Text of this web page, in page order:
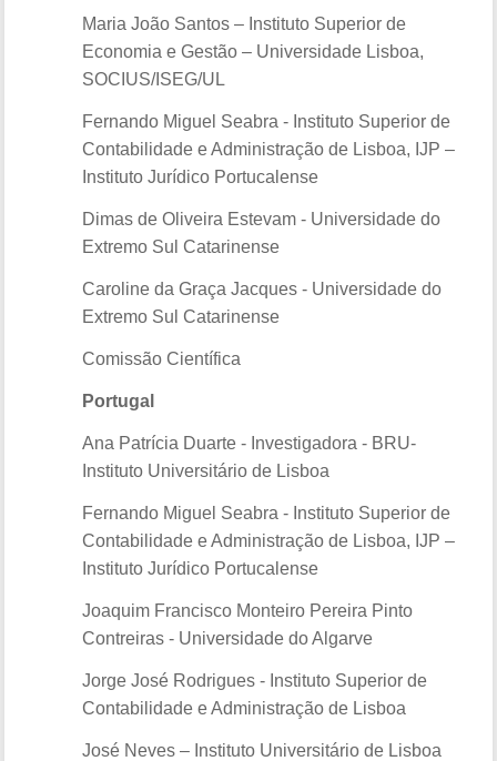
Maria João Santos – Instituto Superior de
Economia e Gestão – Universidade Lisboa,
SOCIUS/ISEG/UL
Fernando Miguel Seabra - Instituto Superior de
Contabilidade e Administração de Lisboa, IJP –
Instituto Jurídico Portucalense
Dimas de Oliveira Estevam - Universidade do
Extremo Sul Catarinense
Caroline da Graça Jacques - Universidade do
Extremo Sul Catarinense
Comissão Científica
Portugal
Ana Patrícia Duarte - Investigadora - BRU-
Instituto Universitário de Lisboa
Fernando Miguel Seabra - Instituto Superior de
Contabilidade e Administração de Lisboa, IJP –
Instituto Jurídico Portucalense
Joaquim Francisco Monteiro Pereira Pinto
Contreiras - Universidade do Algarve
Jorge José Rodrigues - Instituto Superior de
Contabilidade e Administração de Lisboa
José Neves – Instituto Universitário de Lisboa